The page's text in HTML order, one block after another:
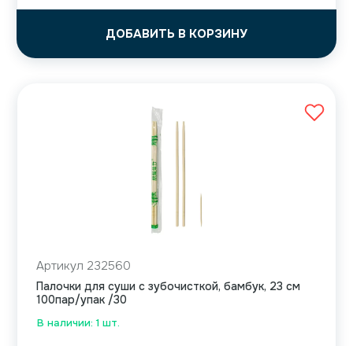
ДОБАВИТЬ В КОРЗИНУ
В наличии: 1 шт.
Артикул 232560
Палочки для суши с зубочисткой, бамбук, 23 см
100пар/упак /30